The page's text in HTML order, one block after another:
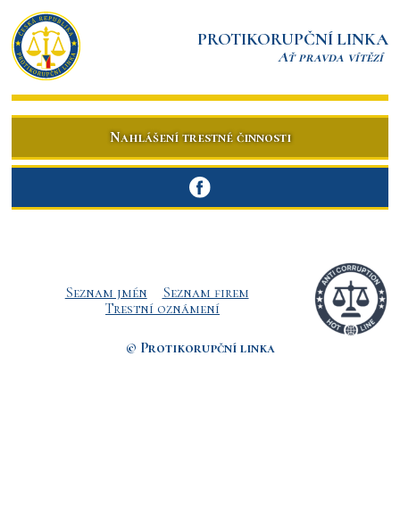
PROTIKORUPČNÍ LINKA
Ať pravda vítězí
Nahlášení trestné činnosti
Seznam jmén
Seznam firem
Trestní oznámení
© Protikorupční linka